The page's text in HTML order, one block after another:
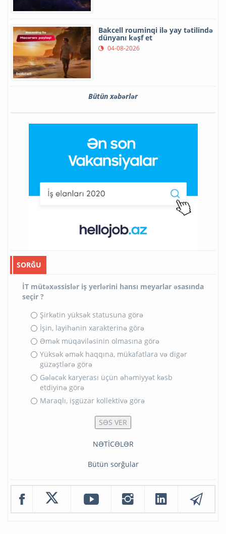
Bakcell rouminqi ilə yay tətilində
dünyanı kəşf et
04-08-2026
Bütün xəbərlər
SORĞU
İT mütəxəssislər iş yerlərini hansı meyarlar əsasında
seçir ?
Şirkətin yüksək statusuna görə
İşin, layihənin xarakterinə görə
Əmək müqaviləsinin olmasına görə
Yüksək əmək haqqına, mükafatlara və digər
güzəştlərə görə
Gələcək karyerası üçün əhəmiyyət kəsb
etdiyinə görə
Maraqlı, işgüzar kollektivə görə
NƏTİCƏLƏR
Bütün sorğular